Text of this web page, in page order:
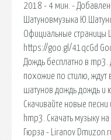
2018 - 4 мин. -
Шатуновмузыка
Официальные страницы
https://goo.gl/41qcGd
Дождь бесплатно в mp3.
похожие по стилю, ждут
шатунов дождь дождь и
Скачивайте новые
hmp3. Скачать музыку
Гюрза - Liranov